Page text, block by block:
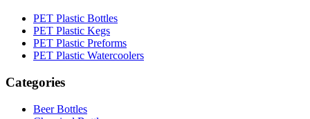
PET Plastic Bottles
PET Plastic Kegs
PET Plastic Preforms
PET Plastic Watercoolers
Categories
Beer Bottles